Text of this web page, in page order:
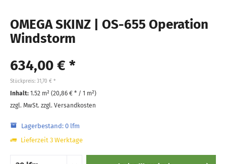
OMEGA SKINZ | OS-655 Operation
Windstorm
634,00 € *
Stückpreis: 31,70 € *
Inhalt: 1.52 m² (20,86 € * / 1 m²)
zzgl. MwSt. zzgl. Versandkosten
Lagerbestand: 0 lfm
Lieferzeit 3 Werktage